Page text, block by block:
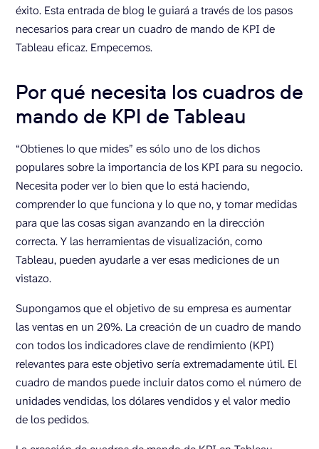
éxito. Esta entrada de blog le guiará a través de los pasos
necesarios para crear un cuadro de mando de KPI de
Tableau eficaz. Empecemos.
Por qué necesita los cuadros de
mando de KPI de Tableau
“Obtienes lo que mides” es sólo uno de los dichos
populares sobre la importancia de los KPI para su negocio.
Necesita poder ver lo bien que lo está haciendo,
comprender lo que funciona y lo que no, y tomar medidas
para que las cosas sigan avanzando en la dirección
correcta. Y las herramientas de visualización, como
Tableau, pueden ayudarle a ver esas mediciones de un
vistazo.
Supongamos que el objetivo de su empresa es aumentar
las ventas en un 20%. La creación de un cuadro de mando
con todos los indicadores clave de rendimiento (KPI)
relevantes para este objetivo sería extremadamente útil. El
cuadro de mandos puede incluir datos como el número de
unidades vendidas, los dólares vendidos y el valor medio
de los pedidos.